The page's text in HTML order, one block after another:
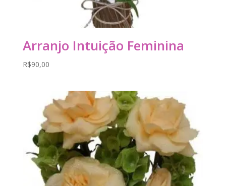
Arranjo Intuição Feminina
R$90,00